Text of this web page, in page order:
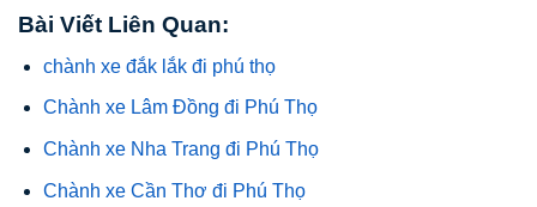
Bài Viết Liên Quan:
chành xe đắk lắk đi phú thọ
Chành xe Lâm Đồng đi Phú Thọ
Chành xe Nha Trang đi Phú Thọ
Chành xe Cần Thơ đi Phú Thọ